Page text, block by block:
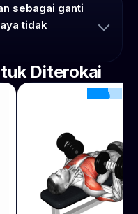
sebagai ganti
tidak
Diterokai